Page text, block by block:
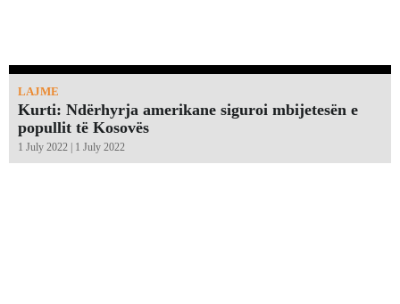
LAJME
Kurti: Ndërhyrja amerikane siguroi mbijetesën e
popullit të Kosovës
1 July 2022 | 1 July 2022